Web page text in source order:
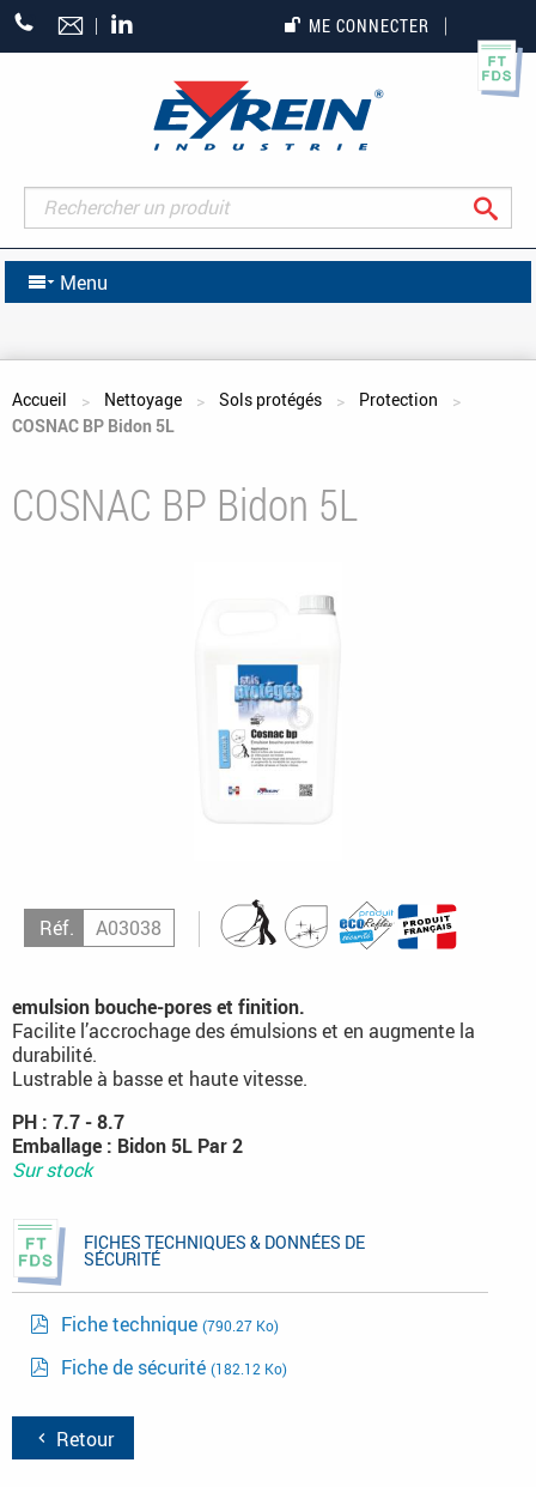
+33
(0)5
ME CONNECTER
Menu
Vous êtes ici
Accueil Nettoyage Sols protégés
Protection
COSNAC BP Bidon 5L
COSNAC BP Bidon 5L
Réf. A03038
emulsion bouche-pores et finition.
Facilite l’accrochage des émulsions et en augmente la
durabilité.
Lustrable à basse et haute vitesse.
PH : 7.7 - 8.7
Emballage : Bidon 5L Par 2
Sur stock
FICHES TECHNIQUES & DONNÉES DE
SÉCURITÉ
Fiche technique (790.27 Ko)
Fiche de sécurité (182.12 Ko)
Retour